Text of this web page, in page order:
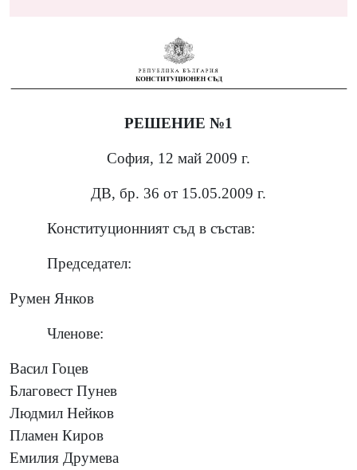
РЕШЕНИЕ №1
София, 12 май 2009 г.
ДВ, бр. 36 от 15.05.2009 г.
Конституционният съд в състав:
Председател:
Румен Янков
Членове:
Васил Гоцев
Благовест Пунев
Людмил Нейков
Пламен Киров
Емилия Друмева